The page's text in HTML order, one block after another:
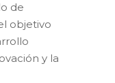
de
objetivo
y la